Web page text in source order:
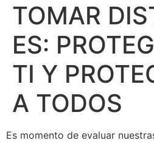
TOMAR
ES:
TI Y
A TODOS
Es momento de evaluar